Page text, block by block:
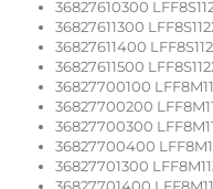
36827610300
36827611300
36827611400
36827611500
36827700100
36827700200
36827700300
36827700400
36827701300